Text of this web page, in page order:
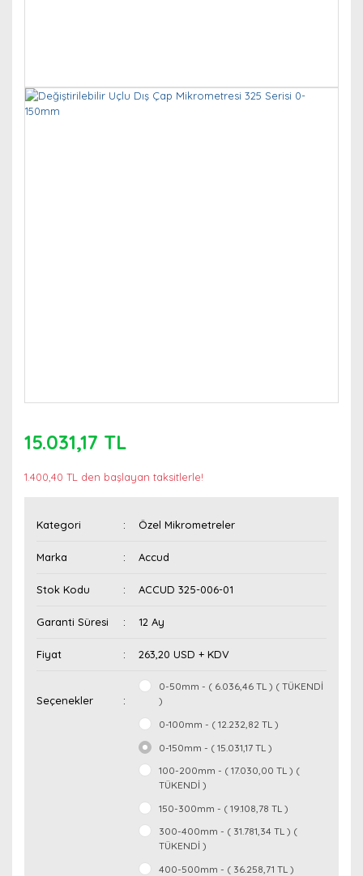
15.031,17 TL
1.400,40 TL den başlayan taksitlerle!
Kategori Özel Mikrometreler
Marka Accud
Stok Kodu ACCUD 325-006-01
Garanti Süresi 12 Ay
Fiyat 263,20 USD + KDV
Seçenekler
0-50mm - ( 6.036,46 TL ) ( TÜKENDİ
)
0-100mm - ( 12.232,82 TL )
0-150mm - ( 15.031,17 TL )
100-200mm - ( 17.030,00 TL ) (
TÜKENDİ )
150-300mm - ( 19.108,78 TL )
300-400mm - ( 31.781,34 TL ) (
TÜKENDİ )
400-500mm - ( 36.258,71 TL )